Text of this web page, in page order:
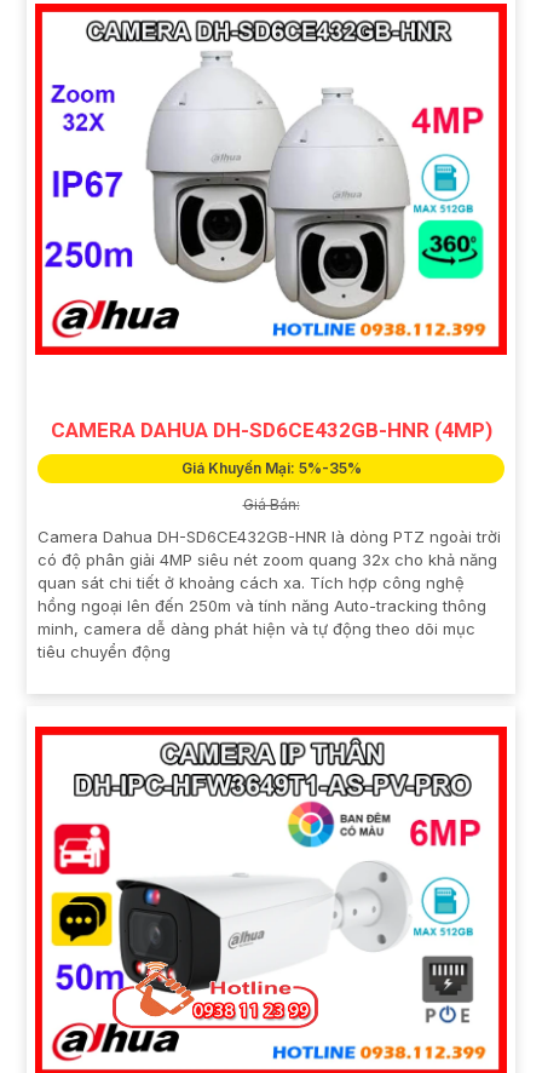
CAMERA DAHUA DH-SD6CE432GB-HNR (4MP)
Giá Khuyến Mại: 5%-35%
Giá Bán:
Camera Dahua DH-SD6CE432GB-HNR là dòng PTZ ngoài trời
có độ phân giải 4MP siêu nét zoom quang 32x cho khả năng
quan sát chi tiết ở khoảng cách xa. Tích hợp công nghệ
hồng ngoại lên đến 250m và tính năng Auto-tracking thông
minh, camera dễ dàng phát hiện và tự động theo dõi mục
tiêu chuyển động